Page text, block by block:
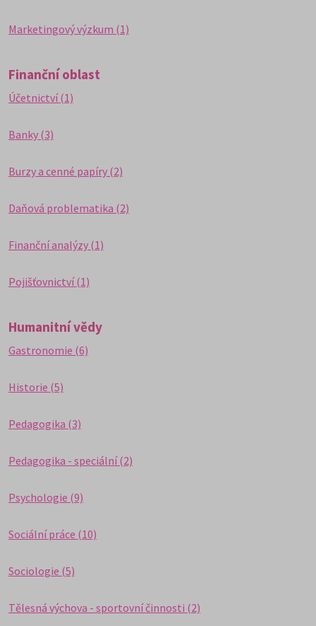
Marketingový výzkum (1)
Finanční oblast
Účetnictví (1)
Banky (3)
Burzy a cenné papíry (2)
Daňová problematika (2)
Finanční analýzy (1)
Pojišťovnictví (1)
Humanitní vědy
Gastronomie (6)
Historie (5)
Pedagogika (3)
Pedagogika - speciální (2)
Psychologie (9)
Sociální práce (10)
Sociologie (5)
Tělesná výchova - sportovní činnosti (2)